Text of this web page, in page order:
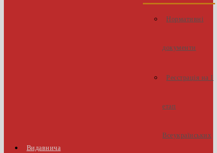
Видавнича
Нормативні
документи
Реєстрація на І
етап
Всеукраїнських